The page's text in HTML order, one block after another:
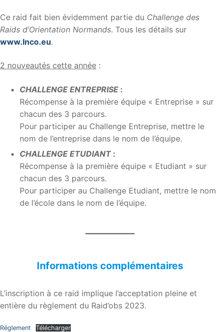
Ce raid fait bien évidemment partie du Challenge des
Raids d’Orientation Normands. Tous les détails sur
www.lnco.eu.
2 nouveautés cette année :
CHALLENGE ENTREPRISE :
Récompense à la première équipe « Entreprise » sur
chacun des 3 parcours.
Pour participer au Challenge Entreprise, mettre le
nom de l’entreprise dans le nom de l’équipe.
CHALLENGE ETUDIANT:
Récompense à la première équipe « Etudiant » sur
chacun des 3 parcours.
Pour participer au Challenge Etudiant, mettre le nom
de l’école dans le nom de l’équipe.
Informations complémentaires
L’inscription à ce raid implique l’acceptation pleine et
entière du règlement du Raid’obs 2023.
Réglement Télécharger